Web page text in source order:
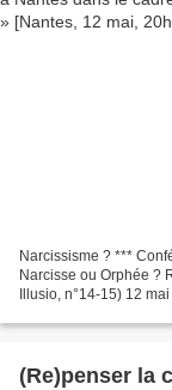
Narcissisme ? ***
Narcisse ou Orphée ?
Illusio, n°14-15) 12
(Re)penser la